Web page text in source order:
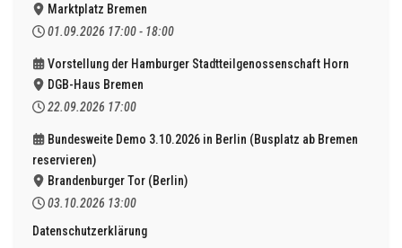
Marktplatz Bremen
01.09.2026 17:00 - 18:00
Vorstellung der Hamburger Stadtteilgenossenschaft Horn
DGB-Haus Bremen
22.09.2026 17:00
Bundesweite Demo 3.10.2026 in Berlin (Busplatz ab Bremen
reservieren)
Brandenburger Tor (Berlin)
03.10.2026 13:00
Datenschutzerklärung